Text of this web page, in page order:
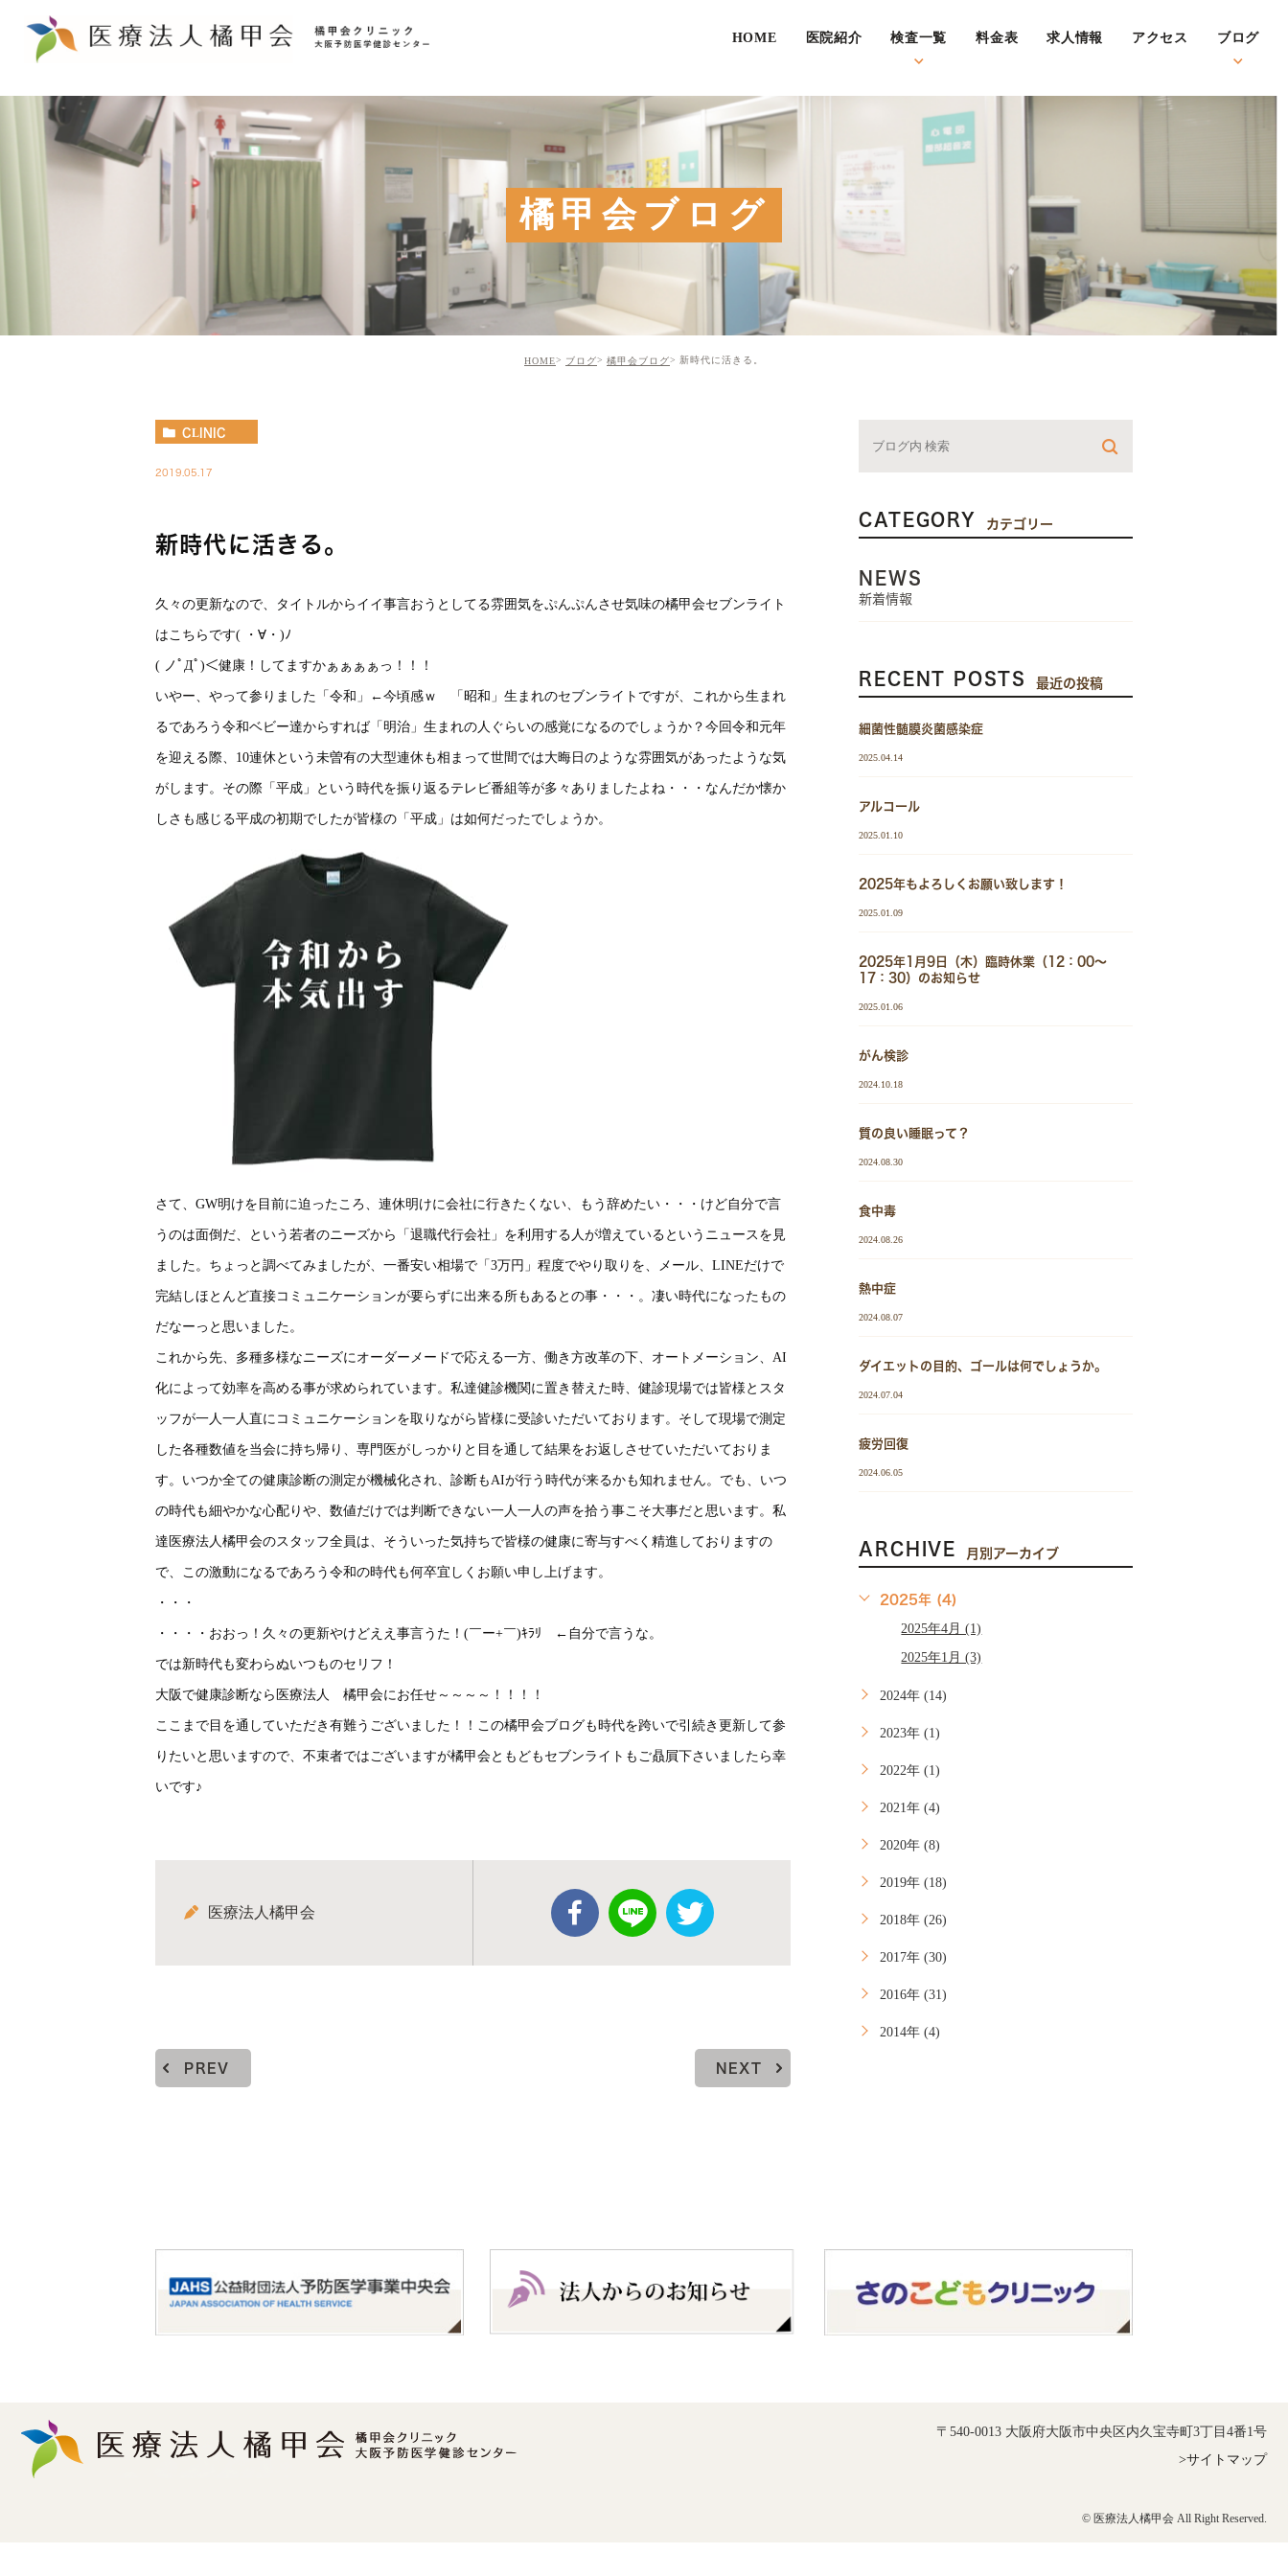
HOME 医院紹介 検査一覧 料金表 求人情報 アクセス ブログ
橘甲会ブログ
HOME ブログ 橘甲会ブログ 新時代に活きる。
CLINIC
2019.05.17
新時代に活きる。
久々の更新なので、タイトルからイイ事言おうとしてる雰囲気をぷんぷんさせ気味の橘甲会セブンライト
はこちらです( ・∀・)ﾉ
( ノﾟДﾟ)＜健康！してますかぁぁぁぁっ！！！
いやー、やって参りました「令和」←今頃感ｗ 「昭和」生まれのセブンライトですが、これから生まれ
るであろう令和ベビー達からすれば「明治」生まれの人ぐらいの感覚になるのでしょうか？今回令和元年
を迎える際、10連休という未曽有の大型連休も相まって世間では大晦日のような雰囲気があったような気
がします。その際「平成」という時代を振り返るテレビ番組等が多々ありましたよね・・・なんだか懐か
しさも感じる平成の初期でしたが皆様の「平成」は如何だったでしょうか。
さて、GW明けを目前に迫ったころ、連休明けに会社に行きたくない、もう辞めたい・・・けど自分で言
うのは面倒だ、という若者のニーズから「退職代行会社」を利用する人が増えているというニュースを見
ました。ちょっと調べてみましたが、一番安い相場で「3万円」程度でやり取りを、メール、LINEだけで
完結しほとんど直接コミュニケーションが要らずに出来る所もあるとの事・・・。凄い時代になったもの
だなーっと思いました。
これから先、多種多様なニーズにオーダーメードで応える一方、働き方改革の下、オートメーション、AI
化によって効率を高める事が求められています。私達健診機関に置き替えた時、健診現場では皆様とスタ
ッフが一人一人直にコミュニケーションを取りながら皆様に受診いただいております。そして現場で測定
した各種数値を当会に持ち帰り、専門医がしっかりと目を通して結果をお返しさせていただいておりま
す。いつか全ての健康診断の測定が機械化され、診断もAIが行う時代が来るかも知れません。でも、いつ
の時代も細やかな心配りや、数値だけでは判断できない一人一人の声を拾う事こそ大事だと思います。私
達医療法人橘甲会のスタッフ全員は、そういった気持ちで皆様の健康に寄与すべく精進しておりますの
で、この激動になるであろう令和の時代も何卒宜しくお願い申し上げます。
・・・
・・・・おおっ！久々の更新やけどええ事言うた！(￣ー+￣)ｷﾗﾘ ←自分で言うな。
では新時代も変わらぬいつものセリフ！
大阪で健康診断なら医療法人 橘甲会にお任せ～～～～！！！！
ここまで目を通していただき有難うございました！！この橘甲会ブログも時代を跨いで引続き更新して参
りたいと思いますので、不束者ではございますが橘甲会ともどもセブンライトもご贔屓下さいましたら幸
いです♪
医療法人橘甲会
PREV NEXT
CATEGORY カテゴリー
NEWS
新着情報
RECENT POSTS 最近の投稿
細菌性髄膜炎菌感染症
2025.04.14
アルコール
2025.01.10
2025年もよろしくお願い致します！
2025.01.09
2025年1月9日（木）臨時休業（12：00～
17：30）のお知らせ
2025.01.06
がん検診
2024.10.18
質の良い睡眠って？
2024.08.30
食中毒
2024.08.26
熱中症
2024.08.07
ダイエットの目的、ゴールは何でしょうか。
2024.07.04
疲労回復
2024.06.05
ARCHIVE 月別アーカイブ
2025年 (4)
2025年4月 (1)
2025年1月 (3)
2024年 (14)
2023年 (1)
2022年 (1)
2021年 (4)
2020年 (8)
2019年 (18)
2018年 (26)
2017年 (30)
2016年 (31)
2014年 (4)
〒540-0013 大阪府大阪市中央区内久宝寺町3丁目4番1号
>サイトマップ
© 医療法人橘甲会 All Right Reserved.